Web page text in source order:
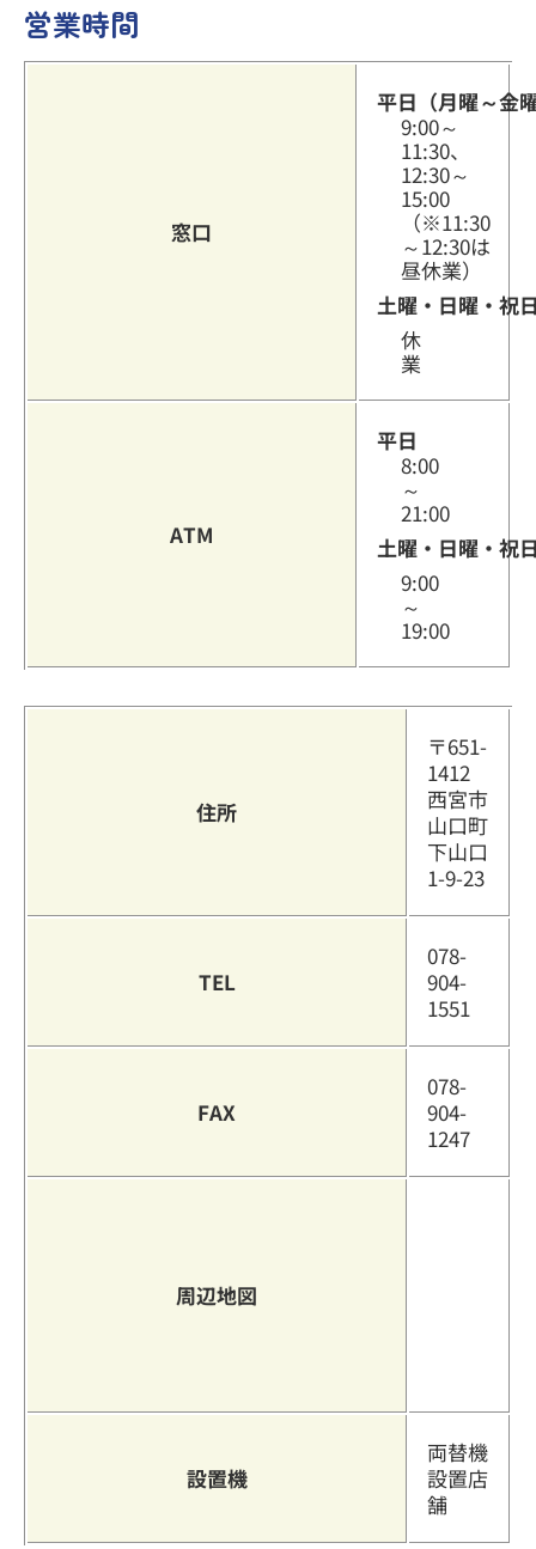
よくあるご質問
営業時間
窓口
平日（月曜～金
9:00～
11:30、
12:30～
15:00
（※11:30
～12:30は
昼休業）
土曜・日曜・祝
休
業
ATM
平日
8:00
～
21:00
土曜・日曜・祝
9:00
～
19:00
住所
〒651-
1412
西宮市
山口町
下山口
1-9-23
TEL
078-
904-
1551
FAX
078-
904-
1247
周辺地図
設置機
両替機
設置店
舗